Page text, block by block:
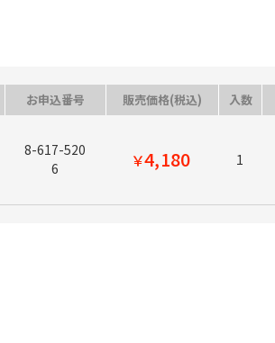
お申込番号 販売価格(税込) 入数
8-617-520
6
￥4,180 1